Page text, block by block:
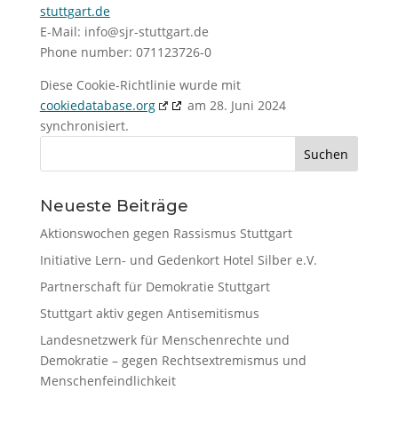
stuttgart.de
E-Mail: info@sjr-stuttgart.de
Phone number: 071123726-0
Diese Cookie-Richtlinie wurde mit
cookiedatabase.org
am 28. Juni 2024
synchronisiert.
Suchen
Neueste Beiträge
Aktionswochen gegen Rassismus Stuttgart
Initiative Lern- und Gedenkort Hotel Silber e.V.
Partnerschaft für Demokratie Stuttgart
Stuttgart aktiv gegen Antisemitismus
Landesnetzwerk für Menschenrechte und
Demokratie – gegen Rechtsextremismus und
Menschenfeindlichkeit